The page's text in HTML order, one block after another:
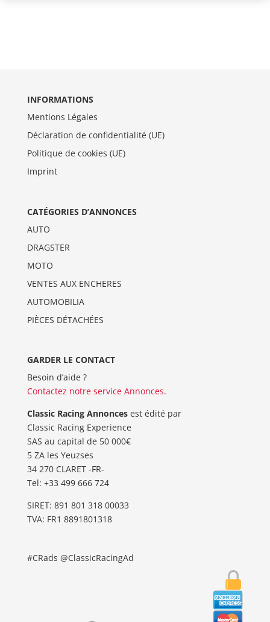
INFORMATIONS
Mentions Légales
Déclaration de confidentialité (UE)
Politique de cookies (UE)
Imprint
CATÉGORIES D’ANNONCES
AUTO
DRAGSTER
MOTO
VENTES AUX ENCHERES
AUTOMOBILIA
PIÈCES DÉTACHÉES
GARDER LE CONTACT
Besoin d’aide ?
Contactez notre service Annonces.
Classic Racing Annoncesest édité par
Classic Racing Experience
SAS au capital de 50 000€
5 ZA les Yeuzses
34 270 CLARET -FR-
Tel: ‭+33 499 666 724‬
SIRET: 891 801 318 00033
TVA: FR1 8891801318
#CRads @ClassicRacingAd